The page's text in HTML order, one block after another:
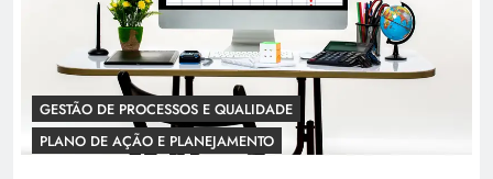
GESTÃO DE PROCESSOS E QUALIDADE
PLANO DE AÇÃO E PLANEJAMENTO